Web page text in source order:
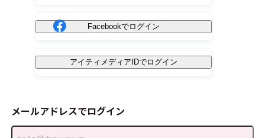
Facebookでログイン
アイティメディアIDでログイン
メールアドレスでログイン